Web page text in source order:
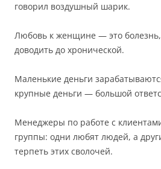
говорил воздушный шарик.
Любовь к женщине — это болезнь,
доводить до хронической.
Маленькие деньги
крупные деньги — большой
Менеджеры по работе с
группы: одни любят людей, а
терпеть этих сволочей.